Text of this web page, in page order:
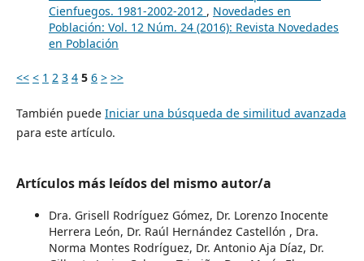
Cienfuegos. 1981-2002-2012 , Novedades en
Población: Vol. 12 Núm. 24 (2016): Revista Novedades
en Población
<< < 1 2 3 4 5 6 > >>
También puede Iniciar una búsqueda de similitud avanzada
para este artículo.
Artículos más leídos del mismo autor/a
Dra. Grisell Rodríguez Gómez, Dr. Lorenzo Inocente
Herrera León, Dr. Raúl Hernández Castellón , Dra.
Norma Montes Rodríguez, Dr. Antonio Aja Díaz, Dr.